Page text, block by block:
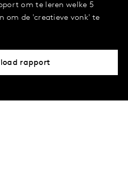
om te leren welke 5
om de 'creatieve vonk' te
rapport